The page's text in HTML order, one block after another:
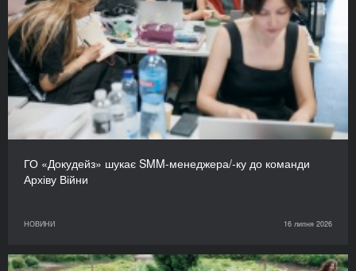
ГО «Докудейз» шукає SMM-менеджера/-ку до команди
Архіву Війни
НОВИНИ 16 липня 2026